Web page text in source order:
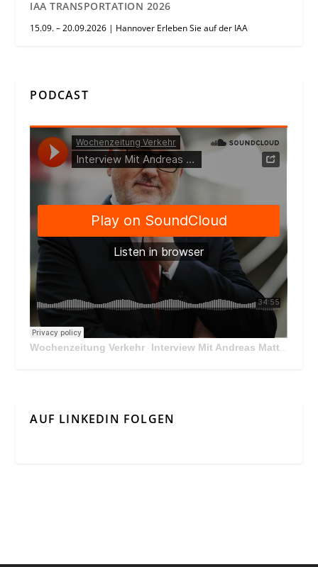
IAA TRANSPORTATION 2026
15.09. – 20.09.2026 | Hannover Erleben Sie auf der IAA
PODCAST
Wochenzeitung Verkehr · Interview Mit Andreas Matthä, CEO der ÖBB Holding
AUF LINKEDIN FOLGEN